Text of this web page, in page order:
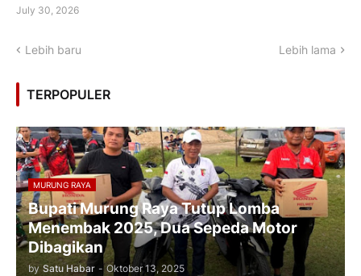
July 30, 2026
Lebih baru Lebih lama
TERPOPULER
MURUNG RAYA
Bupati Murung Raya Tutup Lomba
Menembak 2025, Dua Sepeda Motor
Dibagikan
by Satu Habar - Oktober 13, 2025